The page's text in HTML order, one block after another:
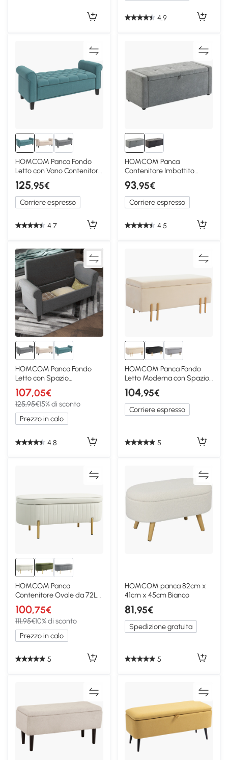
4.9
HOMCOM Panca Fondo
Letto con Vano Contenitore
e Braccioli Verde
125,95€
Corriere espresso
4.7
HOMCOM Panca
Contenitore Imbottito
Effetto Lino Grigio Chiaro
93,95€
Corriere espresso
4.5
HOMCOM Panca Fondo
Letto con Spazio
Portaoggetti Braccioli
107,05€
125,95€15% di sconto
Prezzo in calo
4.8
HOMCOM Panca Fondo
Letto Moderna con Spazio
Interno Beige
104,95€
Corriere espresso
5
HOMCOM Panca
Contenitore Ovale da 72L
in Tessuto Vellutato Crema
100,75€
111,95€10% di sconto
Prezzo in calo
5
HOMCOM panca 82cm x
41cm x 45cm Bianco
81,95€
Spedizione gratuita
5